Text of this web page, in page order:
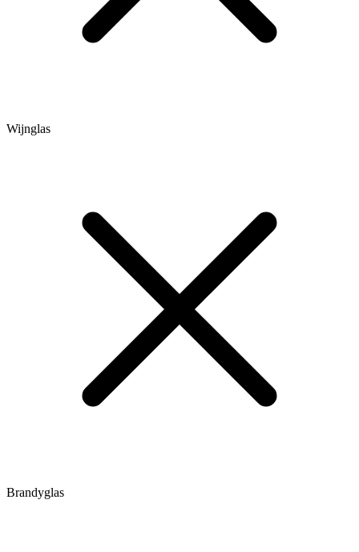
Wijnglas
Brandyglas